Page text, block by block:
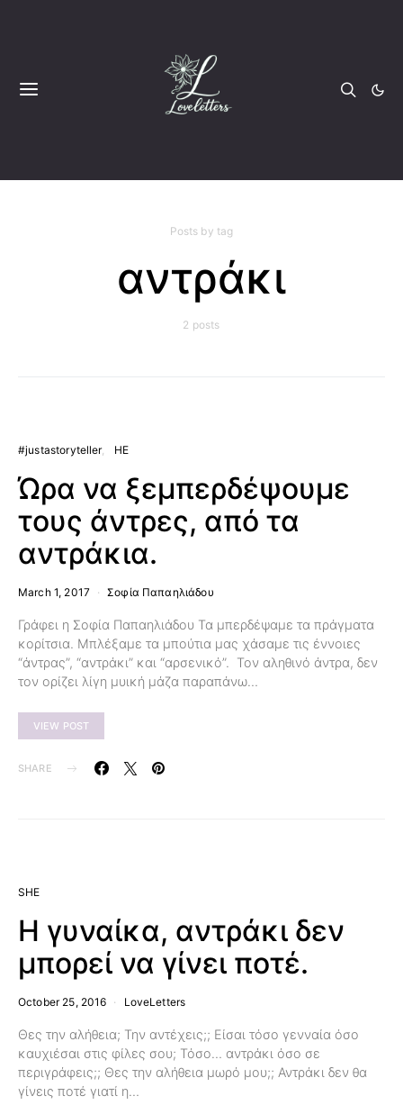
Posts by tag
αντράκι
2 posts
#justastoryteller HE
Ώρα να ξεμπερδέψουμε
τους άντρες, από τα
αντράκια.
March 1, 2017 Σοφία Παπαηλιάδου
Γράφει η Σοφία Παπαηλιάδου Τα μπερδέψαμε τα πράγματα
κορίτσια. Μπλέξαμε τα μπούτια μας χάσαμε τις έννοιες
“άντρας”, “αντράκι” και “αρσενικό”. Τον αληθινό άντρα, δεν
τον ορίζει λίγη μυική μάζα παραπάνω…
VIEW POST
SHARE
SHE
Η γυναίκα, αντράκι δεν
μπορεί να γίνει ποτέ.
October 25, 2016 LoveLetters
Θες την αλήθεια; Την αντέχεις;; Είσαι τόσο γενναία όσο
καυχιέσαι στις φίλες σου; Τόσο… αντράκι όσο σε
περιγράφεις;; Θες την αλήθεια μωρό μου;; Αντράκι δεν θα
γίνεις ποτέ γιατί η…